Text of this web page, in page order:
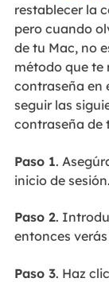
restablecer la
pero cuando
de tu Mac, no
método que te
contraseña en
seguir las
contraseña de
Paso 1.
inicio de sesión.
Paso 2.
entonces
Paso 3. Haz